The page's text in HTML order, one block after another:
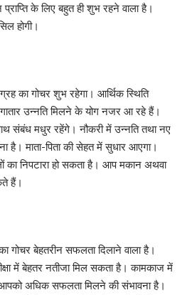
के लिए बहुत ही शुभ रहने वाला है।
होगी।
का गोचर शुभ रहेगा। आर्थिक स्थिति
उन्नति मिलने के योग नजर आ रहे हैं।
संबंध मधुर रहेंगे। नौकरी में उन्नति तथा नए
है। माता-पिता की सेहत में सुधार आएगा।
निपटारा हो सकता है। आप मकान अथवा
हैं।
गोचर बेहतरीन सफलता दिलाने वाला है।
में बेहतर नतीजा मिल सकता है। कामकाज में
अधिक सफलता मिलने की संभावना है।